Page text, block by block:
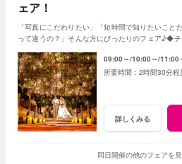
ェア！
「写真にこだわりたい」「短時間で知りたいこ
って違うの？」そんな方にぴったりのフェア♪◆
09:00～ 10:00～ 11:00
2時間30分程
詳しくみる
同日開催の他のフェアを